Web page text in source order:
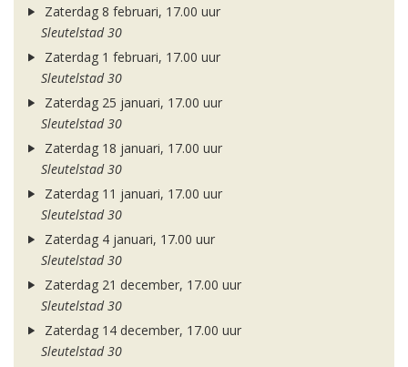
Zaterdag 8 februari, 17.00 uur
Sleutelstad 30
Zaterdag 1 februari, 17.00 uur
Sleutelstad 30
Zaterdag 25 januari, 17.00 uur
Sleutelstad 30
Zaterdag 18 januari, 17.00 uur
Sleutelstad 30
Zaterdag 11 januari, 17.00 uur
Sleutelstad 30
Zaterdag 4 januari, 17.00 uur
Sleutelstad 30
Zaterdag 21 december, 17.00 uur
Sleutelstad 30
Zaterdag 14 december, 17.00 uur
Sleutelstad 30